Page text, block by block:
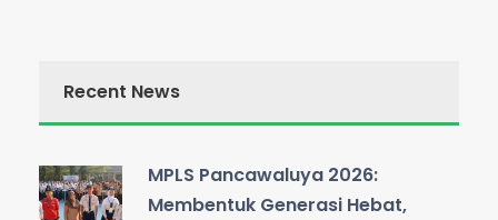
Recent News
MPLS Pancawaluya 2026:
Membentuk Generasi Hebat,